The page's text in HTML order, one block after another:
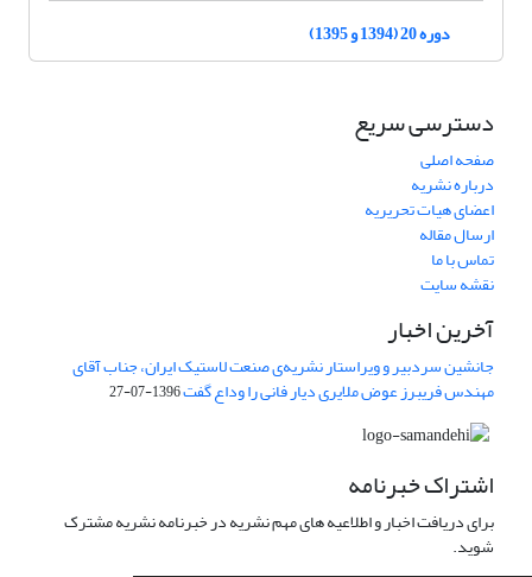
دوره 20 (1394 و 1395)
دسترسی سریع
صفحه اصلی
درباره نشریه
اعضای هیات تحریریه
ارسال مقاله
تماس با ما
نقشه سایت
آخرین اخبار
جانشین سردبیر و ویراستار نشریه‌ی صنعت لاستیک ایران، جناب آقای
مهندس فریبرز عوض ملایری دیار فانی را وداع گفت1396-07-27
اشتراک خبرنامه
برای دریافت اخبار و اطلاعیه های مهم نشریه در خبرنامه نشریه مشترک
شوید.